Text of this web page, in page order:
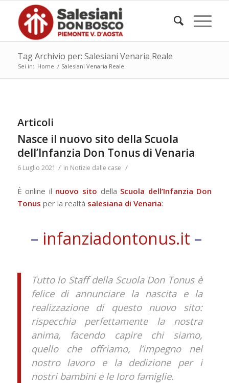
Tag Archivio per: Salesiani Venaria Reale
Sei in: Home / Salesiani Venaria Reale
Articoli
Nasce il nuovo sito della Scuola
dell’Infanzia Don Tonus di Venaria
6 Luglio 2021 / in Notizie dalle case /
È online il nuovo sito della Scuola dell’Infanzia Don
Tonus per la realtà salesiana di Venaria:
– infanziadontonus.it –
Tutto lo Staff della Scuola Don Tonus è
felice di annunciare la nascita e la
realizzazione di questo nuovo sito:
rispecchia perfettamente la nostra
anima, facendo capire chi siamo,
quello che offriamo, l’impegno nel
nostro lavoro e la dedizione per i
nostri bambini e le loro famiglie.